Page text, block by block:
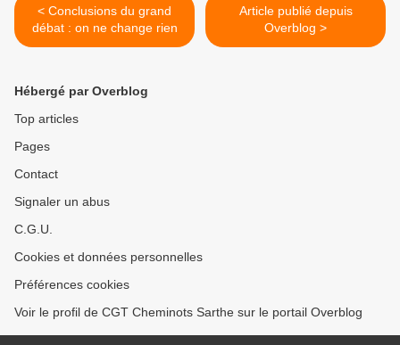
< Conclusions du grand
débat : on ne change rien
Article publié depuis
Overblog >
Hébergé par Overblog
Top articles
Pages
Contact
Signaler un abus
C.G.U.
Cookies et données personnelles
Préférences cookies
Voir le profil de CGT Cheminots Sarthe sur le portail Overblog